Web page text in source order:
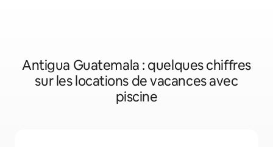
Antigua Guatemala : quelques chiffres
sur les locations de vacances avec
piscine